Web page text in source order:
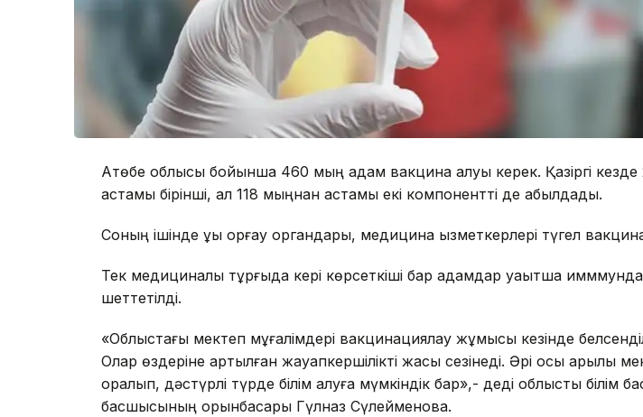
Ақтөбе облысы бойынша 460 мың адам вакцина алуы керек. Қазіргі
астамы бірінші, ал 118 мыңнан астамы екі компонентті де қабылдады.
Соның ішінде құқық қорғау органдары, медицина қызметкерлері түгел
Тек медициналық тұрғыда кері көрсеткіші бар адамдар уақытша
шеттетілді.
«Облыстағы мектеп мұғалімдері вакцинациялау жұмысы кезінде
Олар өздеріне артылған жауапкершілікті жақсы сезінеді. Әрі осы арқылы
оралып, дәстүрлі түрде білім алуға мүмкіндік бар»,- деді облыстық білім
басшысының орынбасары Гүлназ Сүлейменова.